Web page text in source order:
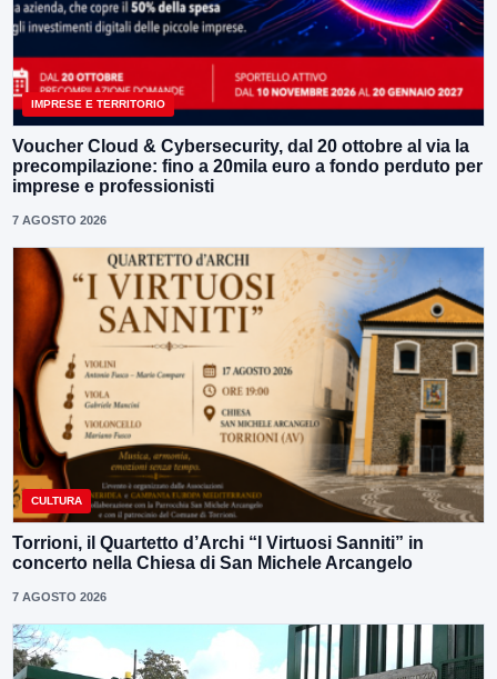
IMPRESE E TERRITORIO
Voucher Cloud & Cybersecurity, dal 20 ottobre al via la
precompilazione: fino a 20mila euro a fondo perduto per
imprese e professionisti
7 AGOSTO 2026
CULTURA
Torrioni, il Quartetto d’Archi “I Virtuosi Sanniti” in
concerto nella Chiesa di San Michele Arcangelo
7 AGOSTO 2026